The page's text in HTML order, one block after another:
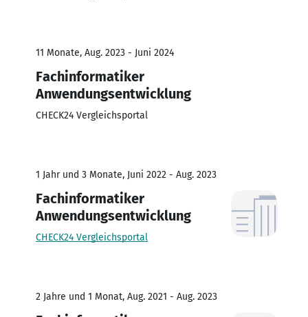
11 Monate, Aug. 2023 - Juni 2024
Fachinformatiker
Anwendungsentwicklung
CHECK24 Vergleichsportal
1 Jahr und 3 Monate, Juni 2022 - Aug. 2023
Fachinformatiker
Anwendungsentwicklung
CHECK24 Vergleichsportal
2 Jahre und 1 Monat, Aug. 2021 - Aug. 2023